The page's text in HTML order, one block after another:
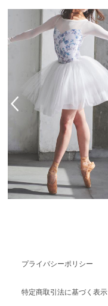
プライバシーポリシー
特定商取引法に基づく表示